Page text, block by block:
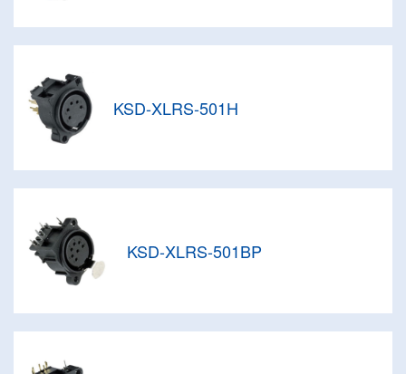
KSD-XLRS-501H
KSD-XLRS-501BP